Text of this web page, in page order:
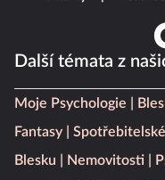
Další témata z
Moje Psychologie
Fantasy
Blesku
Nemovitosti